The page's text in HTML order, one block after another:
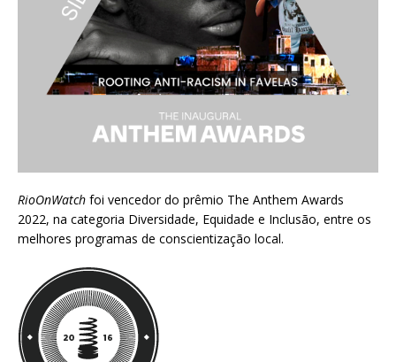
RioOnWatch foi vencedor do prêmio The Anthem Awards
2022, na categoria Diversidade, Equidade e Inclusão, entre os
melhores programas de conscientização local.